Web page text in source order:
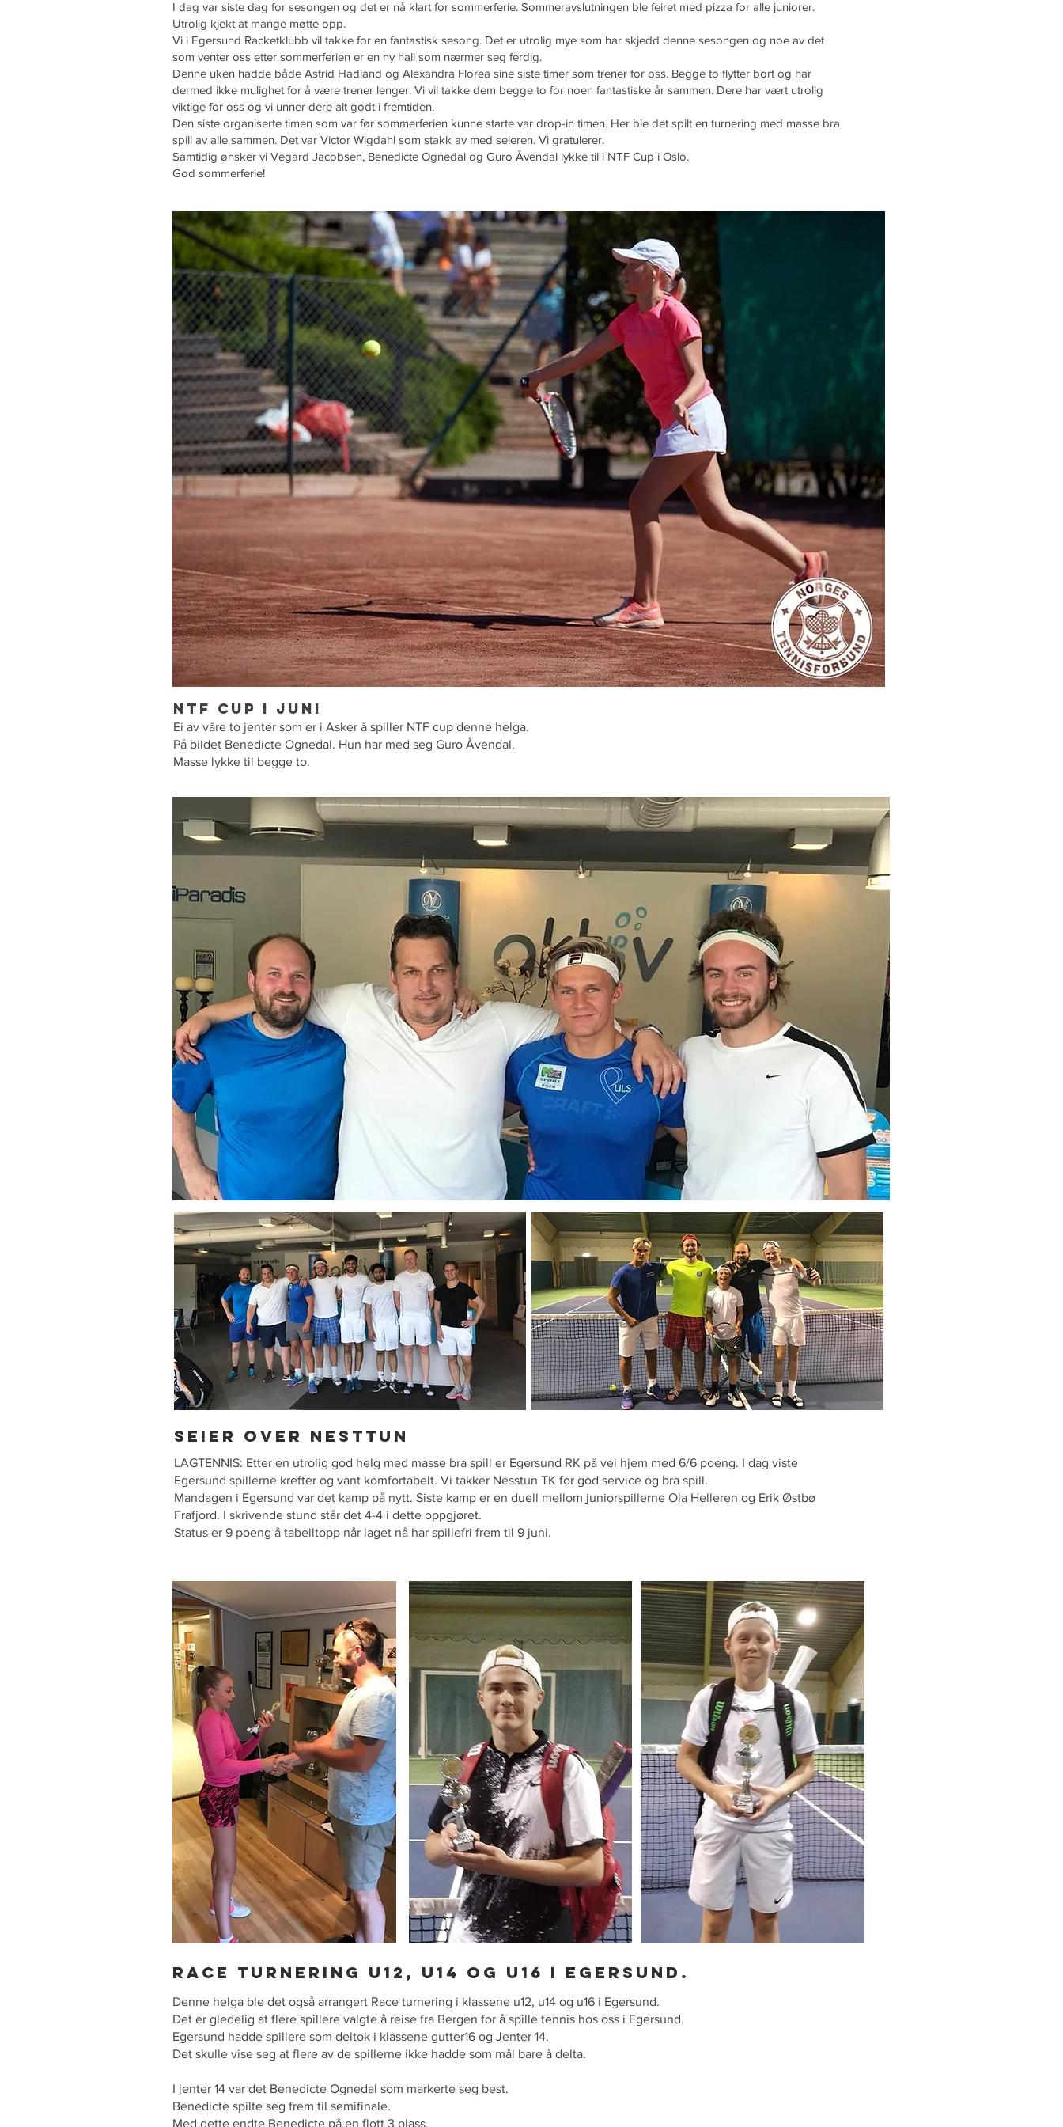
I dag var siste dag for sesongen og det er nå klart for sommerferie. Sommeravslutningen ble feiret med pizza for alle juniorer.
Utrolig kjekt at mange møtte opp.
Vi i Egersund Racketklubb vil takke for en fantastisk sesong. Det er utrolig mye som har skjedd denne sesongen og noe av det
som venter oss etter sommerferien er en ny hall som nærmer seg ferdig.
Denne uken hadde både Astrid Hadland og Alexandra Florea sine siste timer som trener for oss. Begge to flytter bort og har
dermed ikke mulighet for å være trener lenger. Vi vil takke dem begge to for noen fantastiske år sammen. Dere har vært utrolig
viktige for oss og vi unner dere alt godt i fremtiden.
Den siste organiserte timen som var før sommerferien kunne starte var drop-in timen. Her ble det spilt en turnering med masse bra
spill av alle sammen. Det var Victor Wigdahl som stakk av med seieren. Vi gratulerer.
Samtidig ønsker vi Vegard Jacobsen, Benedicte Ognedal og Guro Åvendal lykke til i NTF Cup i Oslo.
God sommerferie!
NTF cup I JUNI
Ei av våre to jenter som er i Asker å spiller NTF cup denne helga.
På bildet Benedicte Ognedal. Hun har med seg Guro Åvendal.
Masse lykke til begge to.
SEIER OVER NESTTUN
LAGTENNIS: Etter en utrolig god helg med masse bra spill er Egersund RK på vei hjem med 6/6 poeng. I dag viste
Egersund spillerne krefter og vant komfortabelt. Vi takker Nesstun TK for god service og bra spill.
Mandagen i Egersund var det kamp på nytt. Siste kamp er en duell mellom juniorspillerne Ola Helleren og Erik Østbø
Frafjord. I skrivende stund står det 4-4 i dette oppgjøret.
Status er 9 poeng å tabelltopp når laget nå har spillefri frem til 9 juni.
Race turnering u12, u14 og u16 i Egersund.
Denne helga ble det også arrangert Race turnering i klassene u12, u14 og u16 i Egersund.
Det er gledelig at flere spillere valgte å reise fra Bergen for å spille tennis hos oss i Egersund.
Egersund hadde spillere som deltok i klassene gutter16 og Jenter 14.
Det skulle vise seg at flere av de spillerne ikke hadde som mål bare å delta.
I jenter 14 var det Benedicte Ognedal som markerte seg best.
Benedicte spilte seg frem til semifinale.
Med dette endte Benedicte på en flott 3 plass.